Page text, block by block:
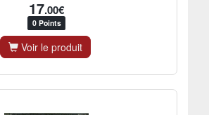
17.00€
0 Points
Voir le produit